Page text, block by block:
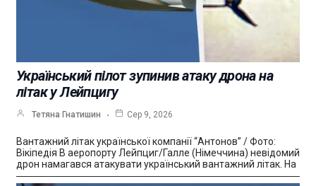
Український пілот зупинив атаку дрона на
літак у Лейпцигу
Тетяна Гнатишин Сер 9, 2026
Вантажний літак української компанії “Антонов” / Фото:
Вікіпедія В аеропорту Лейпциг/Галле (Німеччина) невідомий
дрон намагався атакувати український вантажний літак. На